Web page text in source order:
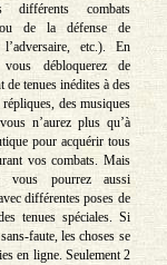
différents combats
ou de la défense de
l’adversaire, etc.). En
débloquerez de
de tenues inédites à des
des musiques
n’aurez plus qu’à
pour acquérir tous
vos combats. Mais
vous pourrez aussi
différentes poses de
tenues spéciales. Si
faute, les choses se
en ligne. Seulement 2